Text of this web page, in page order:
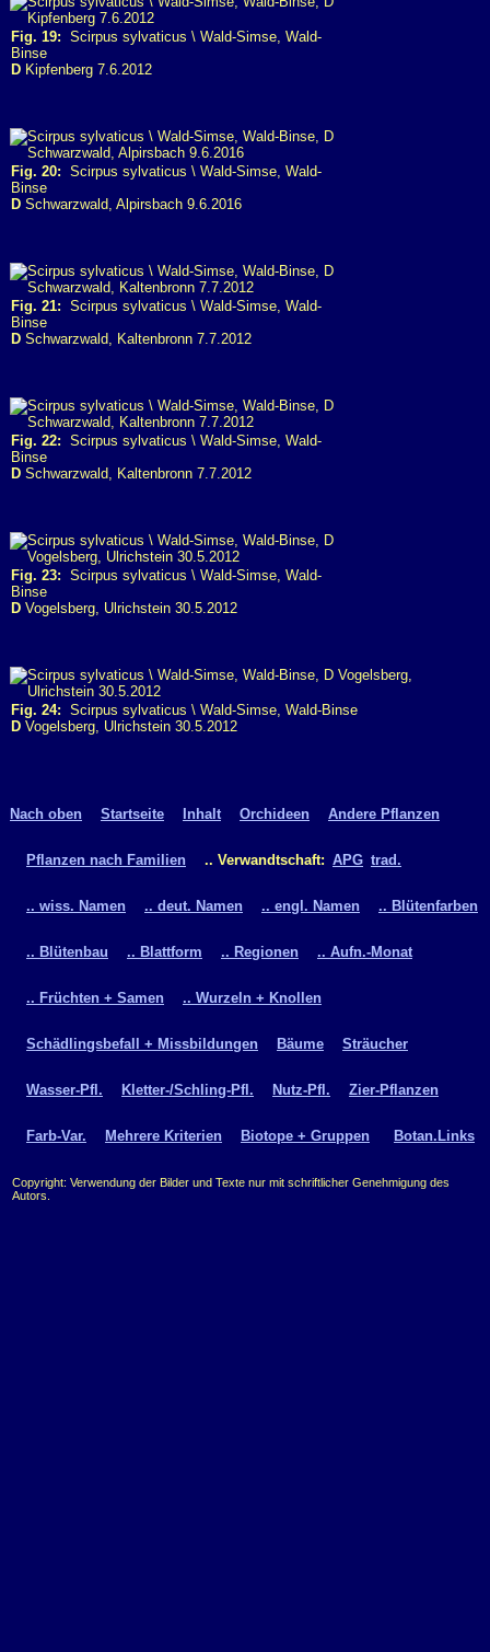
Fig. 19: Scirpus sylvaticus \ Wald-Simse, Wald-
Binse
D Kipfenberg 7.6.2012
Fig. 20: Scirpus sylvaticus \ Wald-Simse, Wald-
Binse
D Schwarzwald, Alpirsbach 9.6.2016
Fig. 21: Scirpus sylvaticus \ Wald-Simse, Wald-
Binse
D Schwarzwald, Kaltenbronn 7.7.2012
Fig. 22: Scirpus sylvaticus \ Wald-Simse, Wald-
Binse
D Schwarzwald, Kaltenbronn 7.7.2012
Fig. 23: Scirpus sylvaticus \ Wald-Simse, Wald-
Binse
D Vogelsberg, Ulrichstein 30.5.2012
Fig. 24: Scirpus sylvaticus \ Wald-Simse, Wald-Binse
D Vogelsberg, Ulrichstein 30.5.2012
Nach oben Startseite Inhalt Orchideen Andere Pflanzen
Pflanzen nach Familien .. Verwandtschaft: APG trad.
.. wiss. Namen .. deut. Namen .. engl. Namen .. Blütenfarben
.. Blütenbau .. Blattform .. Regionen .. Aufn.-Monat
.. Früchten + Samen .. Wurzeln + Knollen
Schädlingsbefall + Missbildungen Bäume Sträucher
Wasser-Pfl. Kletter-/Schling-Pfl. Nutz-Pfl. Zier-Pflanzen
Farb-Var. Mehrere Kriterien Biotope + Gruppen Botan.Links
Copyright: Verwendung der Bilder und Texte nur mit schriftlicher Genehmigung des
Autors.